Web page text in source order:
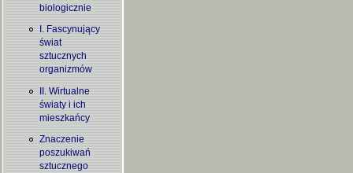
biologicznie
I. Fascynujący
świat
sztucznych
organizmów
II. Wirtualne
światy i ich
mieszkańcy
Znaczenie
poszukiwań
sztucznego